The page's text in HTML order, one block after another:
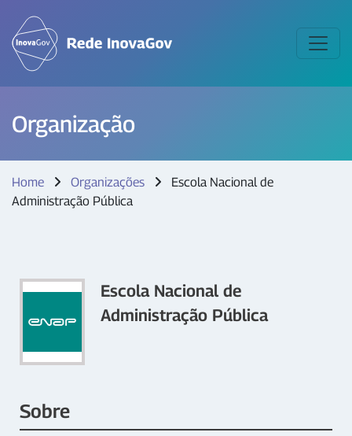
Organização
Home Organizações
Escola Nacional de
Administração Pública
Escola Nacional de
Administração Pública
Sobre